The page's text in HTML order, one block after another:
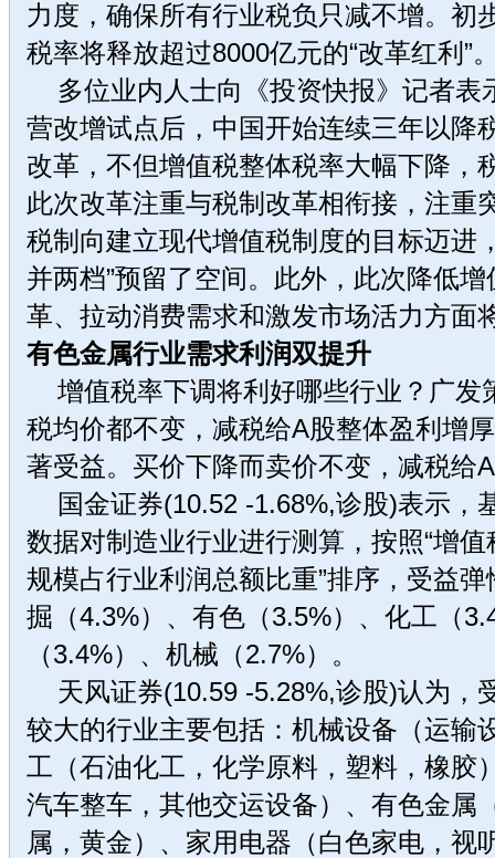
力度，确保所有行业税负只减不增。初
税率将释放超过8000亿元的“改革红利”
多位业内人士向《投资快报》记者表
营改增试点后，中国开始连续三年以降
改革，不但增值税整体税率大幅下降，
此次改革注重与税制改革相衔接，注重
税制向建立现代增值税制度的目标迈进
并两档”预留了空间。此外，此次降低
革、拉动消费需求和激发市场活力方面
有色金属行业需求利润双提升
增值税率下调将利好哪些行业？广发
税均价都不变，减税给A股整体盈利增
著受益。买价下降而卖价不变，减税给
国金证券(10.52 -1.68%,诊股)表示，
数据对制造业行业进行测算，按照“增
规模占行业利润总额比重”排序，受益
掘（4.3%）、有色（3.5%）、化工（
（3.4%）、机械（2.7%）。
天风证券(10.59 -5.28%,诊股)认为，
较大的行业主要包括：机械设备（运输
工（石油化工，化学原料，塑料，橡胶
汽车整车，其他交运设备）、有色金属
属，黄金）、家用电器（白色家电，视